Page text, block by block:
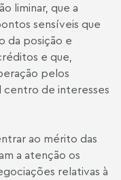
liminar, que a
sensíveis que
da posição e
e que,
pelos
centro de interesses
ao mérito das
a atenção os
relativas à